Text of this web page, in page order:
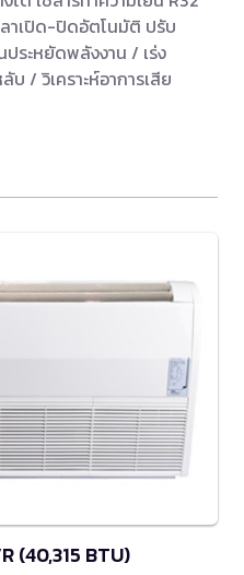
าเปิด-ปิดอัตโนมัติ ปรับ
ระหยัดพลังงาน / เร่ง
/ วิเคราะห์อาการเสีย
(40,315 BTU)